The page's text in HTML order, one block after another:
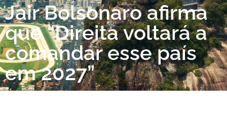
Jair Bolsonaro afirma
que “Direita voltará a
comandar esse país
em 2027”